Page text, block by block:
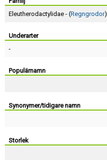
Eleutherodactylidae - (Regngrodor)
Underarter
-
Populärnamn
Synonymer/tidigare namn
Storlek